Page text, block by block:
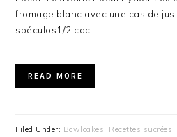
fromage blanc avec une cas de
spéculos1/2 cac…
READ MORE
Filed Under: Bowlcakes, Recettes sucrées